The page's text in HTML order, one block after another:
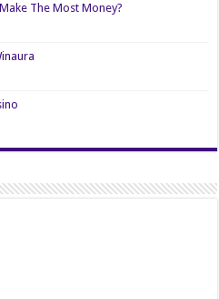
The Most Money?